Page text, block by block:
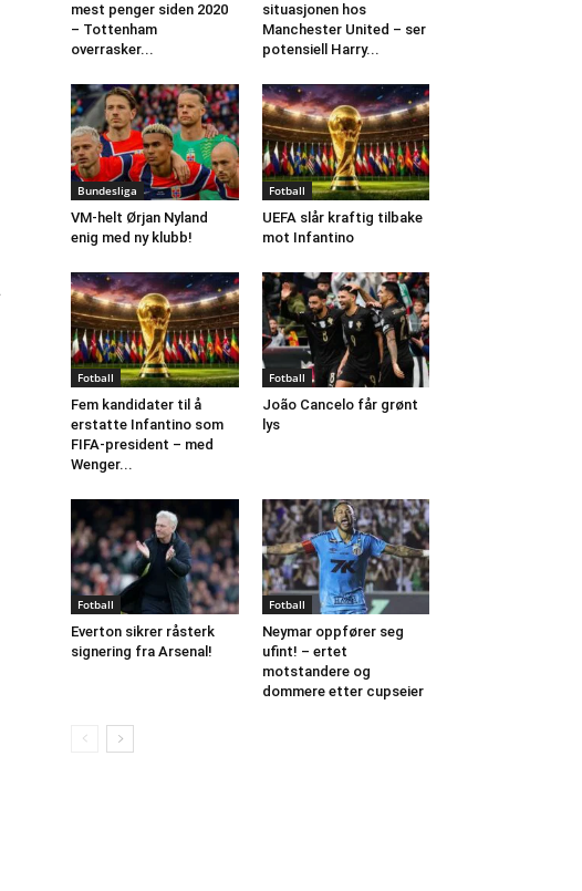
mest penger siden 2020
– Tottenham
overrasker...
situasjonen hos
Manchester United – ser
potensiell Harry...
Bundesliga
VM-helt Ørjan Nyland
enig med ny klubb!
Fotball
UEFA slår kraftig tilbake
mot Infantino
Fotball
Fem kandidater til å
erstatte Infantino som
FIFA-president – med
Wenger...
Fotball
João Cancelo får grønt
lys
Fotball
Everton sikrer råsterk
signering fra Arsenal!
Fotball
Neymar oppfører seg
ufint! – ertet
motstandere og
dommere etter cupseier